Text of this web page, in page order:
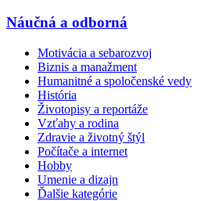
Náučná a odborná
Motivácia a sebarozvoj
Biznis a manažment
Humanitné a spoločenské vedy
História
Životopisy a reportáže
Vzťahy a rodina
Zdravie a životný štýl
Počítače a internet
Hobby
Umenie a dizajn
Ďalšie kategórie